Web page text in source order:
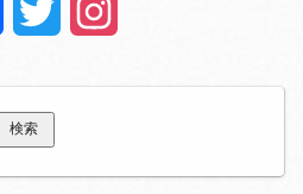
FacebookTwitter